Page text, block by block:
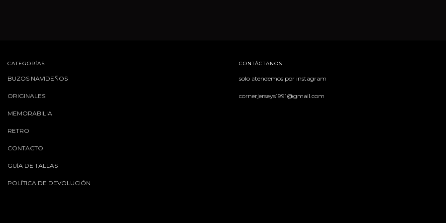
CATEGORÍAS
BUZOS NAVIDEÑOS
ORIGINALES
MEMORABILIA
RETRO
CONTACTO
GUÍA DE TALLAS
POLÍTICA DE DEVOLUCIÓN
CONTÁCTANOS
solo atendemos por instagram
cornerjerseys1991@gmail.com